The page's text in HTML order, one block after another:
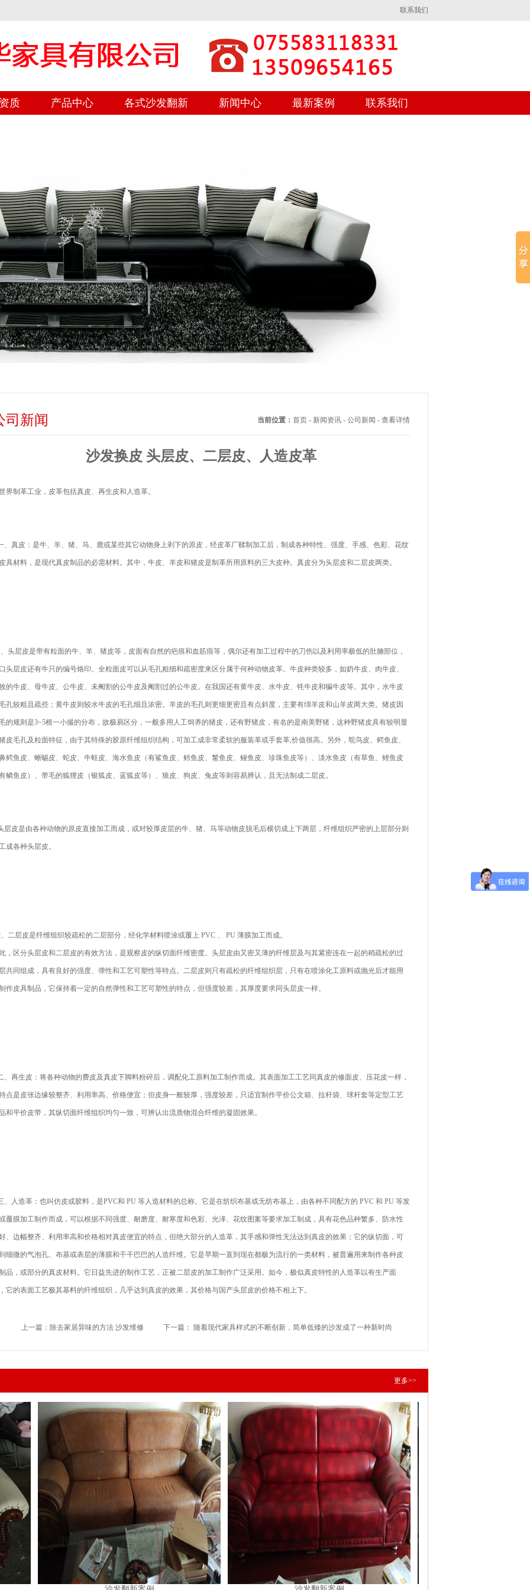
联系我们
质 产品中心 各式沙发翻新 新闻中心 最新案例 联系我们
司新闻 当前位置： 首页 - 新闻资讯 - 公司新闻 - 查看详情
沙发换皮 头层皮、二层皮、人造皮革
界制革工业，皮革包括真皮、再生皮和人造革。
、真皮：是牛、羊、猪、马、鹿或某些其它动物身上剥下的原皮，经皮革厂鞣制加工后，制成各种特性、强度、手感、色彩、花纹
具材料，是现代真皮制品的必需材料。其中，牛皮、羊皮和猪皮是制革所用原料的三大皮种。真皮分为头层皮和二层皮两类。
头层皮是带有粒面的牛、羊、猪皮等，皮面有自然的疤痕和血筋痕等，偶尔还有加工过程中的刀伤以及利用率极低的肚腩部位，
头层皮还有牛只的编号烙印。全粒面皮可以从毛孔粗细和疏密度来区分属于何种动物皮革。牛皮种类较多，如奶牛皮、肉牛皮、
的牛皮、母牛皮、公牛皮、未阉割的公牛皮及阉割过的公牛皮。在我国还有黄牛皮、水牛皮、牦牛皮和犏牛皮等。其中，水牛皮
孔较粗且疏些；黄牛皮则较水牛皮的毛孔细且浓密。羊皮的毛孔则更细更密且有点斜度，主要有绵羊皮和山羊皮两大类。猪皮因
的规则是3~5根一小撮的分布，故极易区分，一般多用人工饲养的猪皮，还有野猪皮，有名的是南美野猪，这种野猪皮具有较明显
皮毛孔及粒面特征，由于其特殊的胶原纤维组织结构，可加工成非常柔软的服装革或手套革,价值很高。另外，鸵鸟皮、鳄鱼皮、
鳄鱼皮、蜥蜴皮、蛇皮、牛蛙皮、海水鱼皮（有鲨鱼皮、鳕鱼皮、鳘鱼皮、鳗鱼皮、珍珠鱼皮等）、淡水鱼皮（有草鱼、鲤鱼皮
鳞鱼皮）、带毛的狐狸皮（银狐皮、蓝狐皮等）、狼皮、狗皮、兔皮等则容易辨认，且无法制成二层皮。
层皮是由各种动物的原皮直接加工而成，或对较厚皮层的牛、猪、马等动物皮脱毛后横切成上下两层，纤维组织严密的上层部分则
成各种头层皮。
二层皮是纤维组织较疏松的二层部分，经化学材料喷涂或覆上 PVC 、 PU 薄膜加工而成。
，区分头层皮和二层皮的有效方法，是观察皮的纵切面纤维密度。头层皮由又密又薄的纤维层及与其紧密连在一起的稍疏松的过
共同组成，具有良好的强度、弹性和工艺可塑性等特点。二层皮则只有疏松的纤维组织层，只有在喷涂化工原料或抛光后才能用
作皮具制品，它保持着一定的自然弹性和工艺可塑性的特点，但强度较差，其厚度要求同头层皮一样。
、再生皮：将各种动物的费皮及真皮下脚料粉碎后，调配化工原料加工制作而成。其表面加工工艺同真皮的修面皮、压花皮一样，
点是皮张边缘较整齐、利用率高、价格便宜；但皮身一般较厚，强度较差，只适宜制作平价公文箱、拉杆袋、球杆套等定型工艺
和平价皮带，其纵切面纤维组织均匀一致，可辨认出流质物混合纤维的凝固效果。
、人造革：也叫仿皮或胶料，是PVC和 PU 等人造材料的总称。它是在纺织布基或无纺布基上，由各种不同配方的 PVC 和 PU 等发
覆膜加工制作而成，可以根据不同强度、耐磨度、耐寒度和色彩、光泽、花纹图案等要求加工制成，具有花色品种繁多、防水性
、边幅整齐、利用率高和价格相对真皮便宜的特点，但绝大部分的人造革，其手感和弹性无法达到真皮的效果；它的纵切面，可
细微的气泡孔、布基或表层的薄膜和干干巴巴的人造纤维。它是早期一直到现在都极为流行的一类材料，被普遍用来制作各种皮
品，或部分的真皮材料。它日益先进的制作工艺，正被二层皮的加工制作广泛采用。如今，极似真皮特性的人造革以有生产面
它的表面工艺极其基料的纤维组织，几乎达到真皮的效果，其价格与国产头层皮的价格不相上下。
上一篇： 除去家居异味的方法 沙发维修 下一篇： 随着现代家具样式的不断创新，简单低矮的沙发成了一种新时尚
更多>>